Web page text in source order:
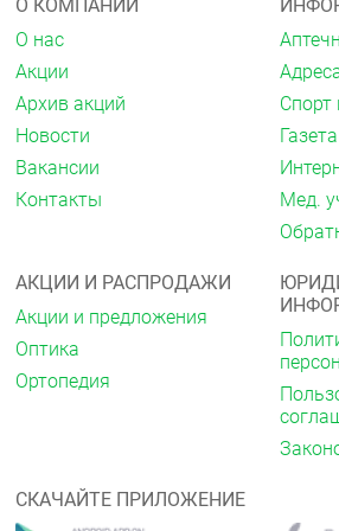
транспортными средствами и
потенциально опасными видами
требующими повышенной
и быстроты психомоторных
Форма выпуска
Таблетки, покрытые плёночной
10 таблеток в блистер из плёнки
поливинилхлоридной и фольги
1 блистер вместе с инструкцией
помещают в картонную пачку.
Хранение
При температуре не выше 30 °C.
недоступном для детей месте.
5 лет. Препарат не следует
О КОМПАНИИ
О нас
Акции
Архив акций
Новости
Вакансии
Контакты
Спорт
Газета
Мед.
АКЦИИ И РАСПРОДАЖИ
Акции и предложения
Оптика
Ортопедия
СКАЧАЙТЕ ПРИЛОЖЕНИЕ